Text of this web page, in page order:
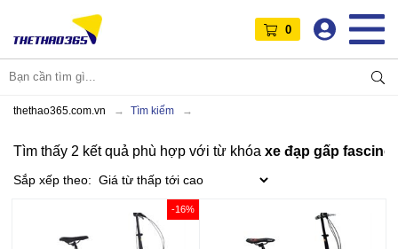
0
thethao365.com.vn Tìm kiếm
Tìm thấy 2 kết quả phù hợp với từ khóa xe đạp gấp fascino
Sắp xếp theo:
-16%